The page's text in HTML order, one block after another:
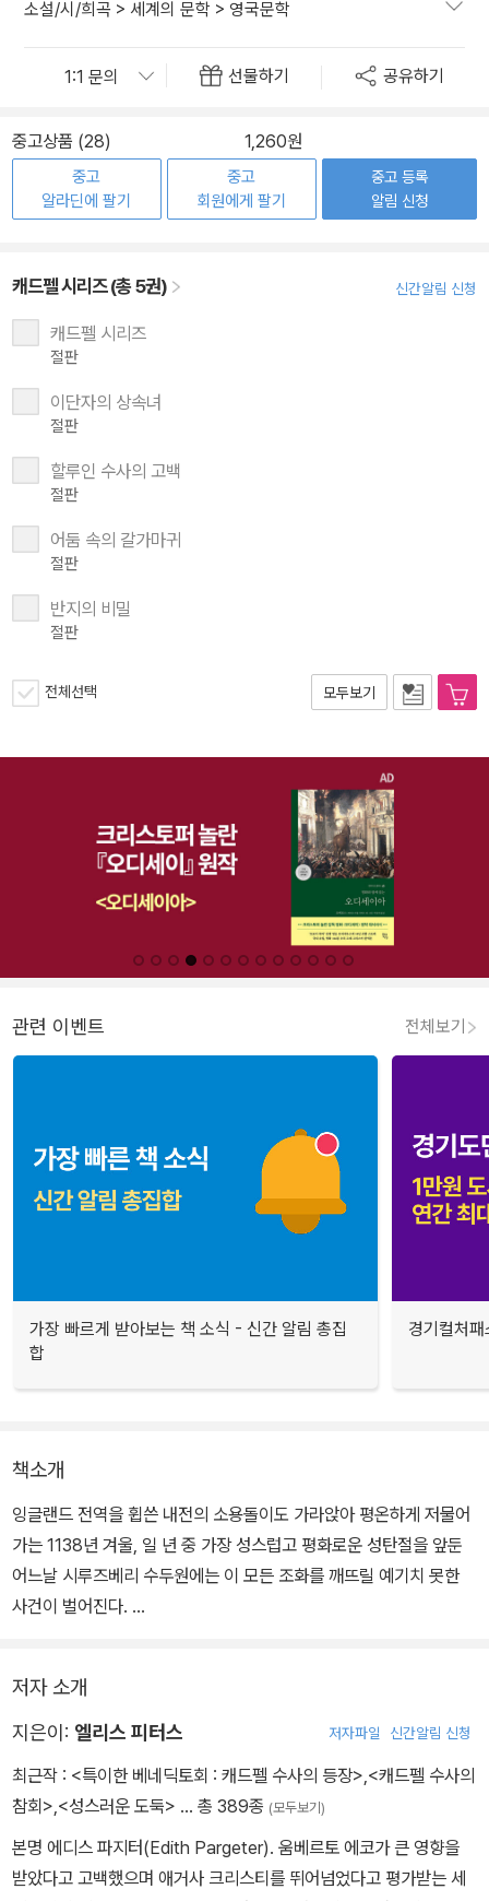
소설/시/희곡 > 세계의 문학 > 영국문학
선물하기 공유하기
중고상품 (28) 1,260원
중고
알라딘에 팔기
중고
회원에게 팔기
중고 등록
알림 신청
캐드펠 시리즈 (총 5권) 신간알림 신청
캐드펠 시리즈
절판
이단자의 상속녀
절판
할루인 수사의 고백
절판
어둠 속의 갈가마귀
절판
반지의 비밀
절판
전체선택 모두보기
관련 이벤트 전체보기
가장 빠르게 받아보는 책 소식 - 신간 알림 총집
합
경기컬처
책소개
잉글랜드 전역을 휩쓴 내전의 소용돌이도 가라앉아 평온하게 저물어
가는 1138년 겨울, 일 년 중 가장 성스럽고 평화로운 성탄절을 앞둔
어느날 시루즈베리 수두원에는 이 모든 조화를 깨뜨릴 예기치 못한
사건이 벌어진다.
아든 한 영주가 독살당한 싸늘한 시체로 변하고 범행에 쓰인 독극물
은 수도원 제일의 본초학자이자 약제사인 케드펠 수사가 수도사의 두
사건에 휘말려든 캐드펠 수사의 눈앞에는 거미줄처럼 얽히고 설킨 복
잡한 가족사가 펼쳐지고, 그 한가운데에는 젊은날 그의 연인이었던
한 여인이 서 있는데...
저자 소개
지은이: 엘리스 피터스 저자파일 신간알림 신청
최근작 : <특이한 베네딕토회 : 캐드펠 수사의 등장>,<캐드펠 수사의
참회>,<성스러운 도둑> … 총 389종 (모두보기)
본명 에디스 파지터(Edith Pargeter). 움베르토 에코가 큰 영향을
받았다고 고백했으며 애거사 크리스티를 뛰어넘었다고 평가받는 세